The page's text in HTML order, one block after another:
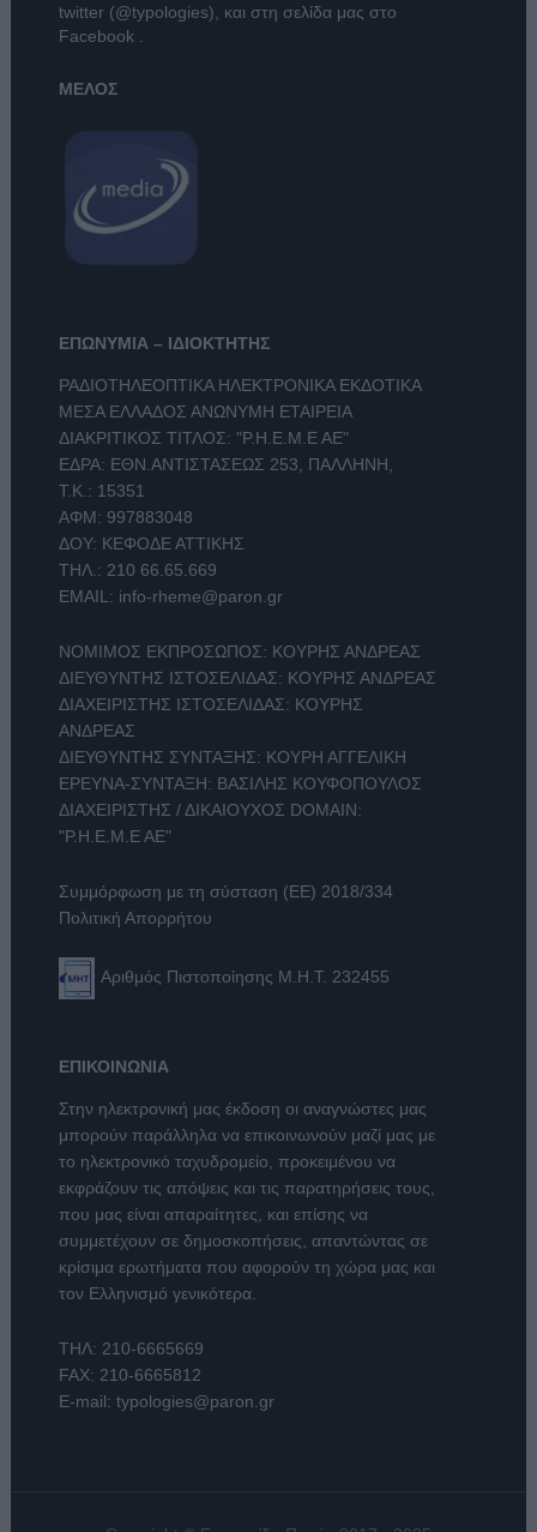
twitter (@typologies), και στη σελίδα μας στο
Facebook .
ΜΕΛΟΣ
ΕΠΩΝΥΜΙΑ – ΙΔΙΟΚΤΗΤΗΣ
ΡΑΔΙΟΤΗΛΕΟΠΤΙΚΑ ΗΛΕΚΤΡΟΝΙΚΑ ΕΚΔΟΤΙΚΑ
ΜΕΣΑ ΕΛΛΑΔΟΣ ΑΝΩΝΥΜΗ ΕΤΑΙΡΕΙΑ
ΔΙΑΚΡΙΤΙΚΟΣ ΤΙΤΛΟΣ: "Ρ.Η.Ε.Μ.Ε ΑΕ"
ΕΔΡΑ: ΕΘΝ.ΑΝΤΙΣΤΑΣΕΩΣ 253, ΠΑΛΛΗΝΗ,
Τ.Κ.: 15351
ΑΦΜ: 997883048
ΔΟΥ: ΚΕΦΟΔΕ ΑΤΤΙΚΗΣ
ΤΗΛ.: 210 66.65.669
EMAIL: info-rheme@paron.gr
ΝΟΜΙΜΟΣ ΕΚΠΡΟΣΩΠΟΣ: ΚΟΥΡΗΣ ΑΝΔΡΕΑΣ
ΔΙΕΥΘΥΝΤΗΣ ΙΣΤΟΣΕΛΙΔΑΣ: ΚΟΥΡΗΣ ΑΝΔΡΕΑΣ
ΔΙΑΧΕΙΡΙΣΤΗΣ ΙΣΤΟΣΕΛΙΔΑΣ: ΚΟΥΡΗΣ
ΑΝΔΡΕΑΣ
ΔΙΕΥΘΥΝΤΗΣ ΣΥΝΤΑΞΗΣ: ΚΟΥΡΗ ΑΓΓΕΛΙΚΗ
ΕΡΕΥΝΑ-ΣΥΝΤΑΞΗ: ΒΑΣΙΛΗΣ ΚΟΥΦΟΠΟΥΛΟΣ
ΔΙΑΧΕΙΡΙΣΤΗΣ / ΔΙΚΑΙΟΥΧΟΣ DOMAIN:
"Ρ.Η.Ε.Μ.Ε ΑΕ"
Συμμόρφωση με τη σύσταση (ΕΕ) 2018/334
Πολιτική Απορρήτου
Αριθμός Πιστοποίησης Μ.Η.Τ. 232455
ΕΠΙΚΟΙΝΩΝΙΑ
Στην ηλεκτρονική μας έκδοση οι αναγνώστες μας
μπορούν παράλληλα να επικοινωνούν μαζί μας με
το ηλεκτρονικό ταχυδρομείο, προκειμένου να
εκφράζουν τις απόψεις και τις παρατηρήσεις τους,
που μας είναι απαραίτητες, και επίσης να
συμμετέχουν σε δημοσκοπήσεις, απαντώντας σε
κρίσιμα ερωτήματα που αφορούν τη χώρα μας και
τον Ελληνισμό γενικότερα.
ΤΗΛ: 210-6665669
FAX: 210-6665812
E-mail: typologies@paron.gr